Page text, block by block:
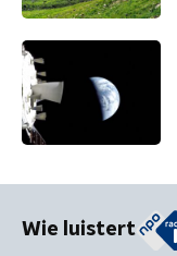
Wie luistert